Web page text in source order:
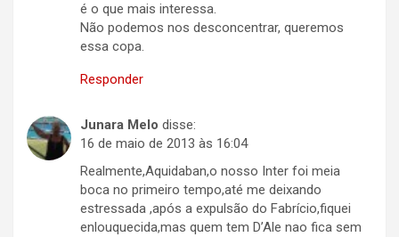
é o que mais interessa.
Não podemos nos desconcentrar, queremos
essa copa.
Responder
Junara Melo disse:
16 de maio de 2013 às 16:04
Realmente,Aquidaban,o nosso Inter foi meia
boca no primeiro tempo,até me deixando
estressada ,após a expulsão do Fabrício,fiquei
enlouquecida,mas quem tem D’Ale nao fica sem